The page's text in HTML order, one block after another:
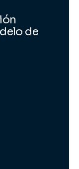
de